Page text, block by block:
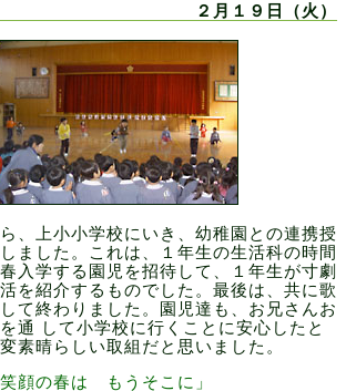
２月１９日（火）
、上小小学校にいき、幼稚園との連携授
ました。これは、１年生の生活科の時間
入学する園児を招待して、１年生が寸劇
を紹介するものでした。最後は、共に歌
て終わりました。園児達も、お兄さんお
通 して小学校に行くことに安心したと
素晴らしい取組だと思いました。
顔の春は もうそこに」